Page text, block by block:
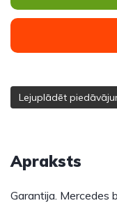
Lejuplādēt
Apraksts
Garantija.